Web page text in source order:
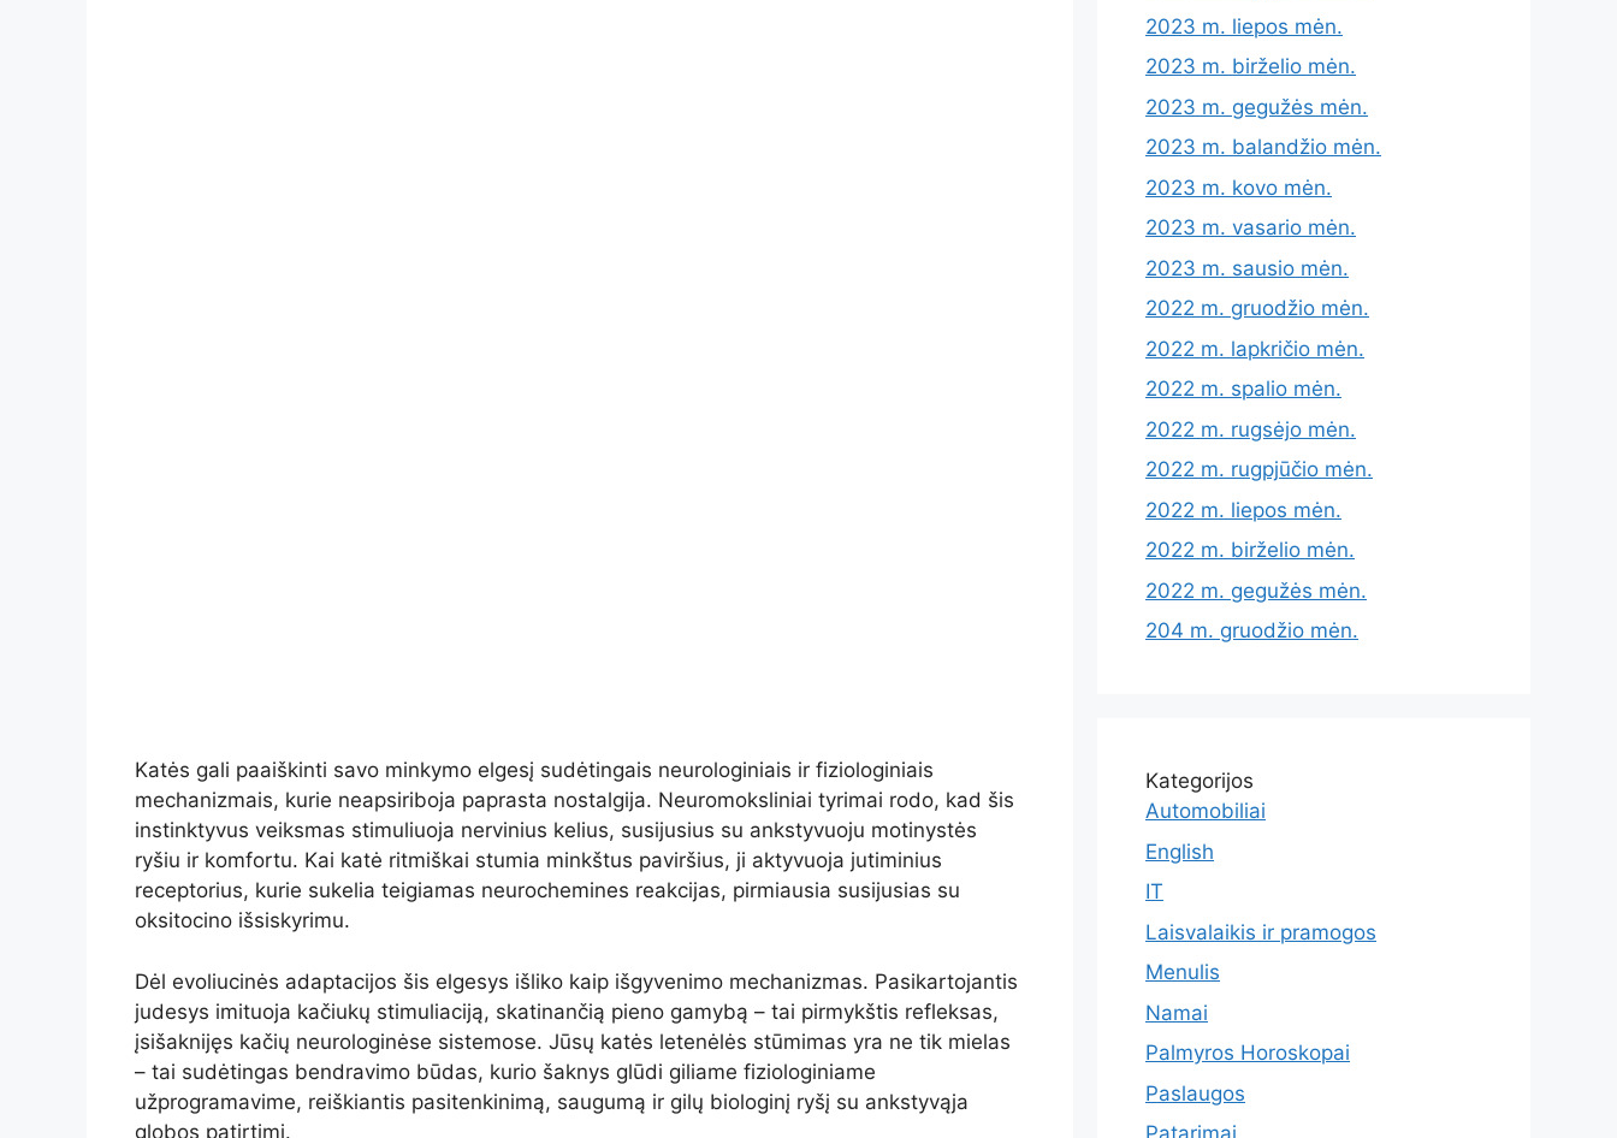
Katės gali paaiškinti savo minkymo elgesį sudėtingais neurologiniais ir fiziologiniais
mechanizmais, kurie neapsiriboja paprasta nostalgija. Neuromoksliniai tyrimai rodo, kad šis
instinktyvus veiksmas stimuliuoja nervinius kelius, susijusius su ankstyvuoju motinystės
ryšiu ir komfortu. Kai katė ritmiškai stumia minkštus paviršius, ji aktyvuoja jutiminius
receptorius, kurie sukelia teigiamas neurochemines reakcijas, pirmiausia susijusias su
oksitocino išsiskyrimu.
Dėl evoliucinės adaptacijos šis elgesys išliko kaip išgyvenimo mechanizmas. Pasikartojantis
judesys imituoja kačiukų stimuliaciją, skatinančią pieno gamybą – tai pirmykštis refleksas,
įsišaknijęs kačių neurologinėse sistemose. Jūsų katės letenėlės stūmimas yra ne tik mielas
– tai sudėtingas bendravimo būdas, kurio šaknys glūdi giliame fiziologiniame
užprogramavime, reiškiantis pasitenkinimą, saugumą ir gilų biologinį ryšį su ankstyvąja
globos patirtimi.
2023 m. liepos mėn.
2023 m. birželio mėn.
2023 m. gegužės mėn.
2023 m. balandžio mėn.
2023 m. kovo mėn.
2023 m. vasario mėn.
2023 m. sausio mėn.
2022 m. gruodžio mėn.
2022 m. lapkričio mėn.
2022 m. spalio mėn.
2022 m. rugsėjo mėn.
2022 m. rugpjūčio mėn.
2022 m. liepos mėn.
2022 m. birželio mėn.
2022 m. gegužės mėn.
204 m. gruodžio mėn.
Kategorijos
Automobiliai
English
IT
Laisvalaikis ir pramogos
Menulis
Namai
Palmyros Horoskopai
Paslaugos